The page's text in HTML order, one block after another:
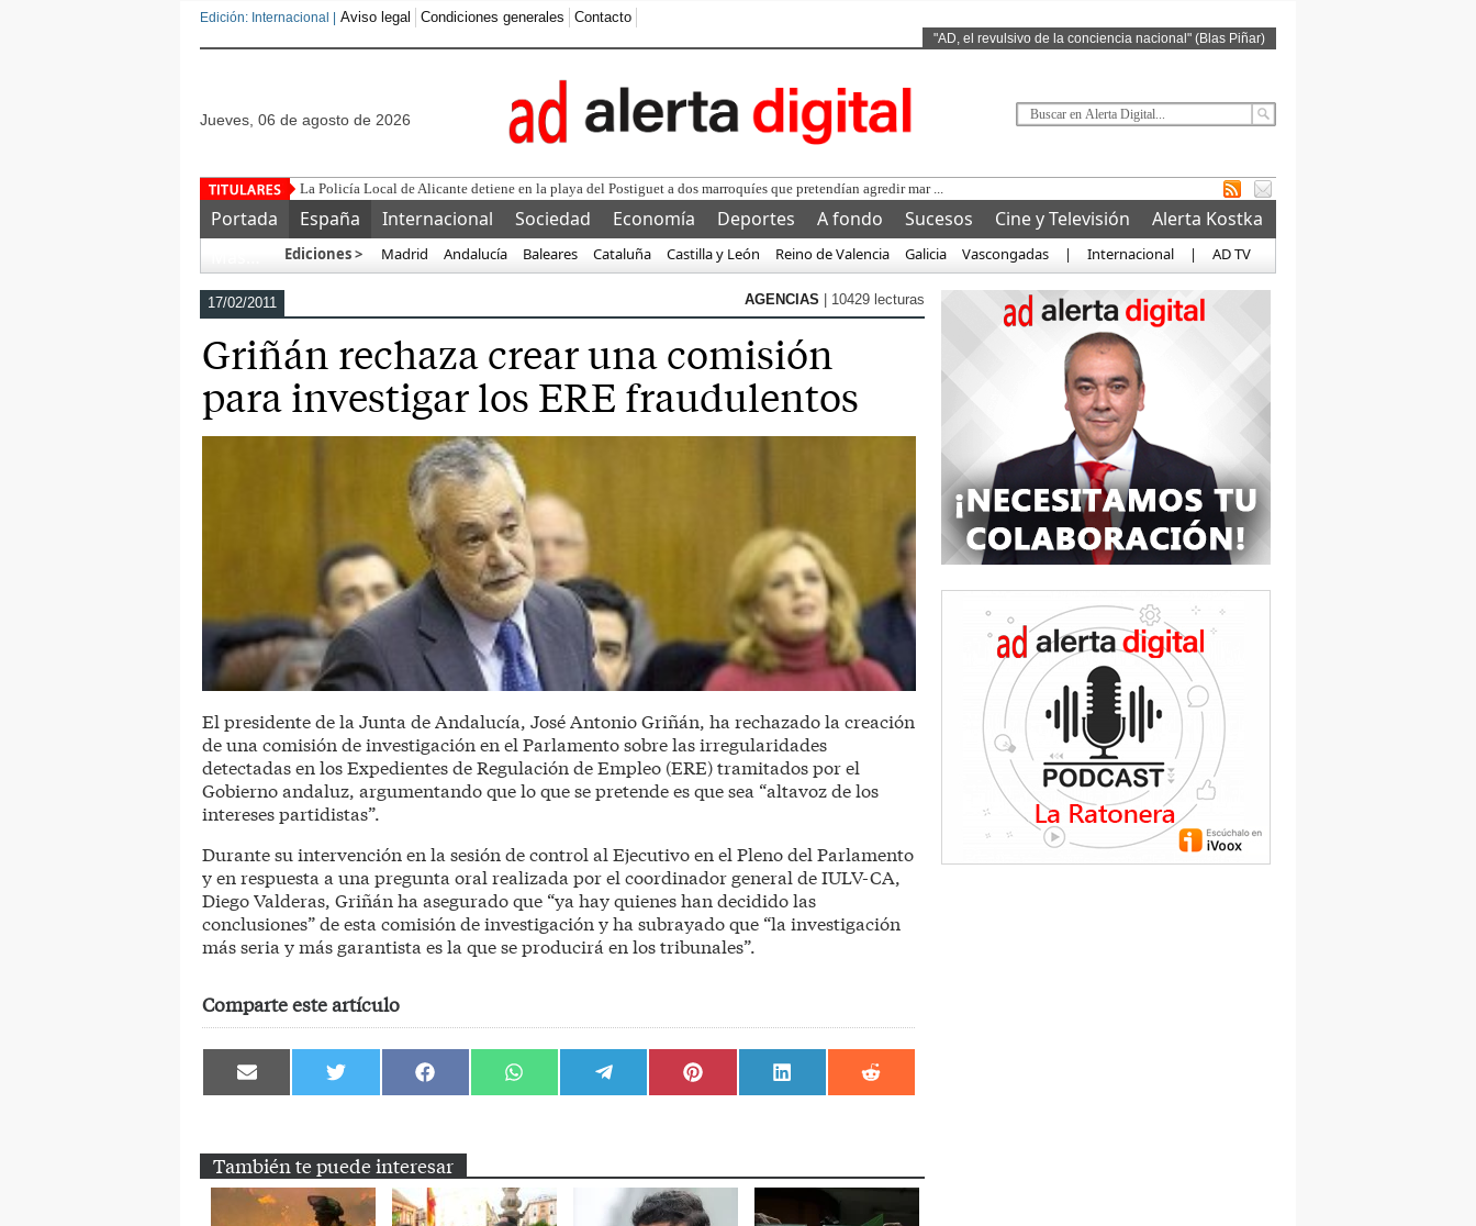
Edición: Internacional | Aviso legal Condiciones generales Contacto
"AD, el revulsivo de la conciencia nacional" (Blas Piñar)
jueves, 06 de agosto de 2026
La Policía Local de Alicante detiene en la playa del Postiguet a dos marroquíes que pretendían agredir mar ...
Portada España Internacional Sociedad Economía Deportes A fondo Sucesos Cine y Televisión
Alerta Kostka
Ediciones > Madrid Andalucía Baleares Cataluña Castilla y León Reino de Valencia Galicia Vascongadas | Internacional | AD TV
17/02/2011 AGENCIAS | 10429 lecturas
Griñán rechaza crear una comisión
para investigar los ERE fraudulentos
El presidente de la Junta de Andalucía, José Antonio Griñán, ha rechazado la creación
de una comisión de investigación en el Parlamento sobre las irregularidades
detectadas en los Expedientes de Regulación de Empleo (ERE) tramitados por el
Gobierno andaluz, argumentando que lo que se pretende es que sea “altavoz de los
intereses partidistas”.
Durante su intervención en la sesión de control al Ejecutivo en el Pleno del Parlamento
y en respuesta a una pregunta oral realizada por el coordinador general de IULV-CA,
Diego Valderas, Griñán ha asegurado que “ya hay quienes han decidido las
conclusiones” de esta comisión de investigación y ha subrayado que “la investigación
más seria y más garantista es la que se producirá en los tribunales”.
Comparte este artículo
Compartir
en
Compartir
en
Compartir
en
Compartir
en
Compartir
en
Compartir
en
Compartir
en
Compartir
en
También te puede interesar